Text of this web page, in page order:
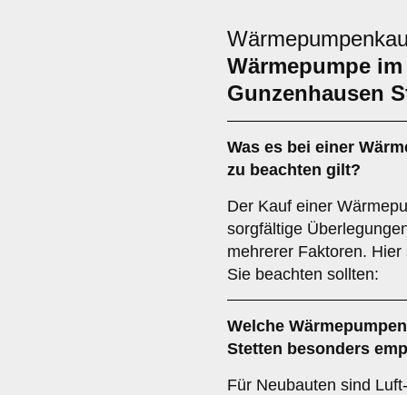
Wärmepumpe
Gunzenhausen
Was es bei einer
zu beachten gilt?
Der Kauf einer
sorgfältige
mehrerer Faktoren.
Sie beachten sollten:
Welche
Stetten besonders
Für Neubauten sind